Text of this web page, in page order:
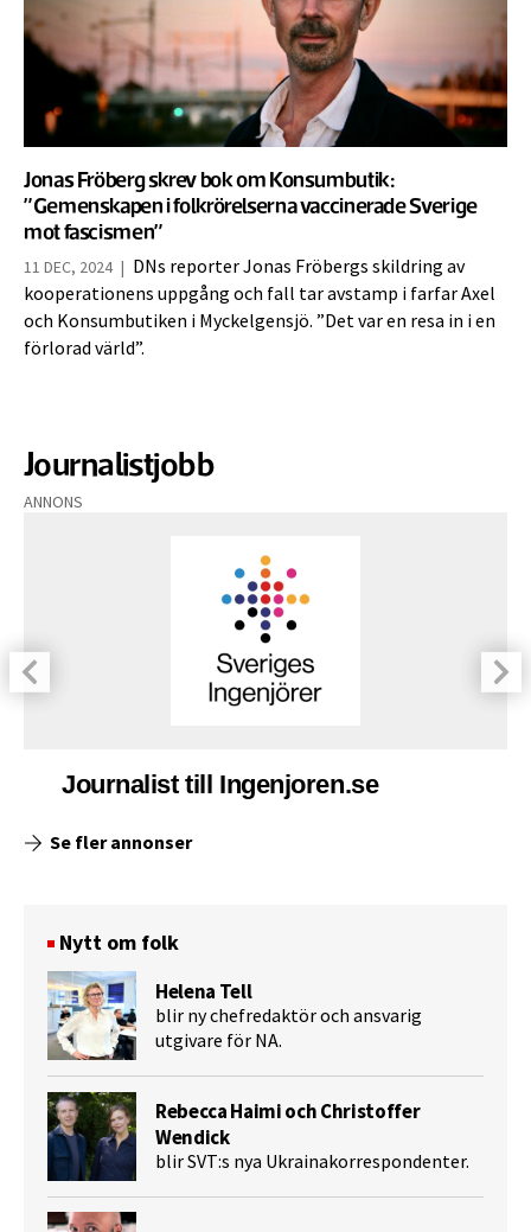
Jonas Fröberg skrev bok om Konsumbutik:
”Gemenskapen i folkrörelserna vaccinerade Sverige
mot fascismen”
11 DEC, 2024 | DNs reporter Jonas Fröbergs skildring av
kooperationens uppgång och fall tar avstamp i farfar Axel
och Konsumbutiken i Myckelgensjö. ”Det var en resa in i en
förlorad värld”.
Journalistjobb
ANNONS
Journalist till Ingenjoren.se
Se fler annonser
Nytt om folk
Helena Tell
blir ny chefredaktör och ansvarig
utgivare för NA.
Rebecca Haimi och Christoffer
Wendick
blir SVT:s nya Ukrainakorrespondenter.